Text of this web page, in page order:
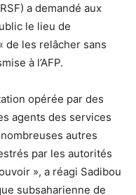
a demandé aux
le lieu de
de les relâcher sans
à l’AFP.
opérée par des
agents des services
autres
par les autorités
», a réagi Sadibou
subsaharienne de